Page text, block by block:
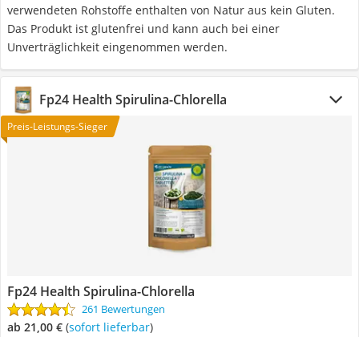
verwendeten Rohstoffe enthalten von Natur aus kein Gluten.
Das Produkt ist glutenfrei und kann auch bei einer
Unverträglichkeit eingenommen werden.
Fp24 Health Spirulina-Chlorella
Preis-Leistungs-Sieger
Fp24 Health Spirulina-Chlorella
261 Bewertungen
ab 21,00 € ( Sofort lieferbar)